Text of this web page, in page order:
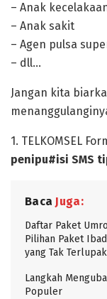
– Anak
– Anak sakit
– Agen pulsa
– dll…
Jangan kita
1. TELKOMSEL
penipu#isi SMS
Baca Juga:
Daftar Paket
Pilihan Paket
yang Tak
Langkah
Populer